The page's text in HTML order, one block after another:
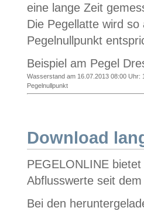
eine lange Zeit
Die Pegellatte wird
Pegelnullpunkt
Beispiel am Pegel
Wasserstand am 16.07.2013 08:00 Uhr:
Pegelnullpunkt
Download
PEGELONLINE
Abflusswerte seit
Bei den